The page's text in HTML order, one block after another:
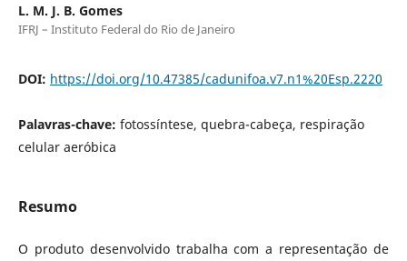
L. M. J. B. Gomes
IFRJ – Instituto Federal do Rio de Janeiro
DOI: https://doi.org/10.47385/cadunifoa.v7.n1%20Esp.2220
Palavras-chave: fotossíntese, quebra-cabeça, respiração
celular aeróbica
Resumo
O produto desenvolvido trabalha com a representação de